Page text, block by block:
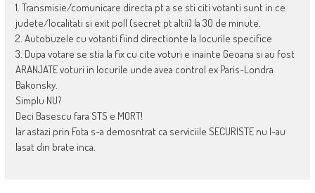
1. Transmisie/comunicare directa pt a se sti citi votanti sunt in ce
judete/localitati si exit poll (secret pt altii) la 30 de minute.
2. Autobuzele cu votanti fiind directionte la locurile specifice
3. Dupa votare se stia la fix cu cite voturi e inainte Geoana si au fost
ARANJATE voturi in locurile unde avea control ex Paris-Londra
Bakonsky.
Simplu NU?
Deci Basescu fara STS e MORT!
Iar astazi prin Fota s-a demosntrat ca serviciile SECURISTE nu l-au
lasat din brate inca.